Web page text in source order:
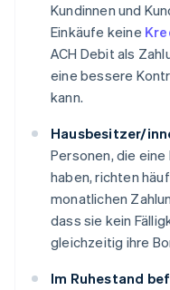
Kundinnen und
Einkäufe keine
ACH Debit als
eine bessere
kann.
Hausbesitzer/
Personen, die
haben, richten
monatlichen
dass sie kein
gleichzeitig ihre
Im Ruhestand